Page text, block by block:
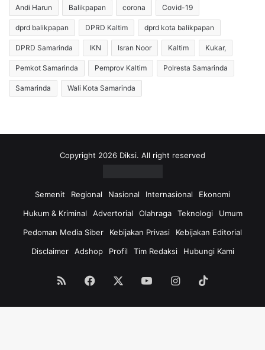
u
n
t
u
k
:
Andi Harun Balikpapan corona Covid-19
dprd balikpapan DPRD Kaltim dprd kota balikpapan
DPRD Samarinda IKN Isran Noor Kaltim Kukar,
Pemkot Samarinda Pemprov Kaltim Polresta Samarinda
Samarinda Wali Kota Samarinda
Copyright 2026 Diksi. All right reserved
Semenit Regional Nasional Internasional
Ekonomi
Hukum & Kriminal
Advertorial Olahraga Teknologi
Umum
Pedoman Media Siber
Kebijakan Privasi
Kebijakan Editorial
Disclaimer
Adshop Profil Tim Redaksi Hubungi Kami
RSS Facebook YouTubeInstagram